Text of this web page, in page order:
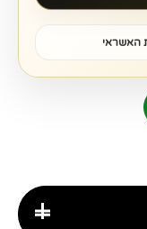
האשראי